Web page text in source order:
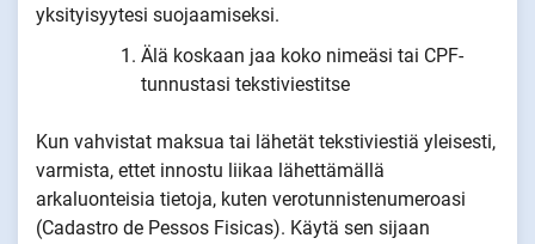
yksityisyytesi suojaamiseksi.
Älä koskaan jaa koko nimeäsi tai CPF-
tunnustasi tekstiviestitse
Kun vahvistat maksua tai lähetät tekstiviestiä yleisesti,
varmista, ettet innostu liikaa lähettämällä
arkaluonteisia tietoja, kuten verotunnistenumeroasi
(Cadastro de Pessos Fisicas). Käytä sen sijaan